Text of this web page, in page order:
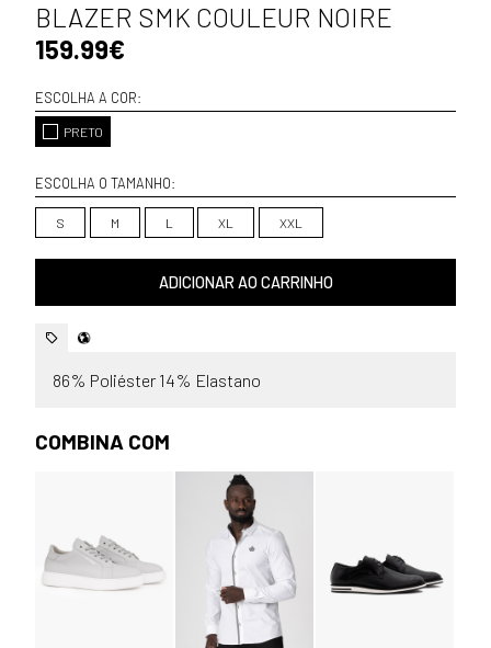
BLAZER SMK COULEUR NOIRE
159.99€
ESCOLHA A COR:
PRETO
ESCOLHA O TAMANHO:
S M L XL XXL
ADICIONAR AO CARRINHO
86% Poliéster 14% Elastano
COMBINA COM